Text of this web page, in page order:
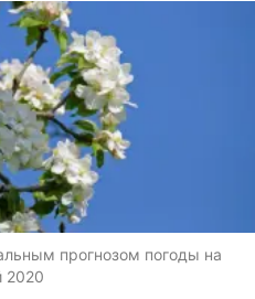
прогнозом погоды на
2020